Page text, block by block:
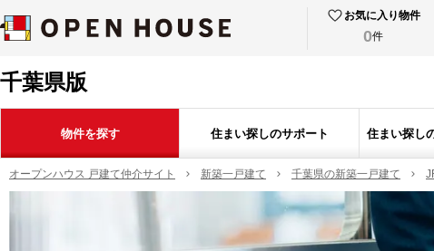
お気に入り物件
0件
千葉県版
物件を探す 住まい探しのサポート 住まい探し
オープンハウス 戸建て仲介サイト 新築一戸建て 千葉県の新築一戸建て